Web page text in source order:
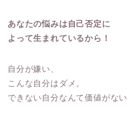
あなたの悩みは自己否定に
よって生まれているから！
自分が嫌い、
こんな自分はダメ。
できない自分なんて価値がない